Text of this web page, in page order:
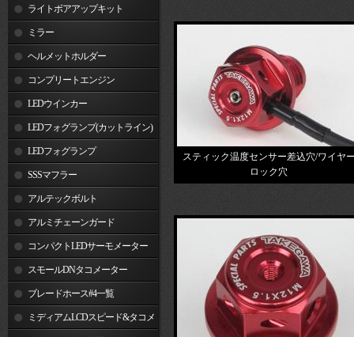
ライトボアアップキット
ミラー
ヘルメットホルダー
コンプリートエンジン
LEDウインカー
LEDフォグランプ(カットライン)
LEDフォグランプ
SSSマフラー
アルテックボルト
アルミチェーンガード
コンパクトLEDサーモメーター
スモールDNタコメーター
ブレードホース#4一覧
ミディアムLCDスピード&タコメ
スティック温度センサー差込穴/ワイヤ
ロック穴